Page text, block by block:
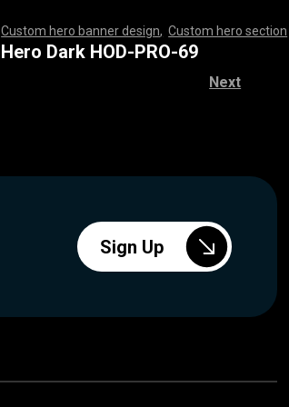
Custom hero banner design ,Custom hero section
,,,,,,,,,,,,,,,,,,,,,,,,,,,,,, ,,,,,,,,,,,,,,,,,,,,,,,
,,,,,,,,,,,,,,,,,,,,,,,,,,,,,, ,,,,,,,,,,,,,,,,,,,,,,,
,,
Hero Dark HOD-PRO-69
Next
Sign Up